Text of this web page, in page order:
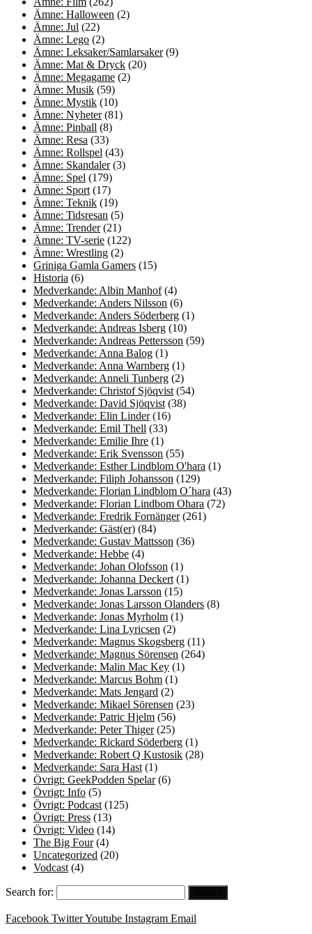
Ämne: Halloween (2)
Ämne: Jul (22)
Ämne: Lego (2)
Ämne: Leksaker/Samlarsaker(9)
Ämne: Mat & Dryck (20)
Ämne: Megagame (2)
Ämne: Musik (59)
Ämne: Mystik (10)
Ämne: Nyheter(81)
Ämne: Pinball (8)
Ämne: Resa (33)
Ämne: Rollspel (43)
Ämne: Skandaler(3)
Ämne: Spel (179)
Ämne: Sport (17)
Ämne: Teknik (19)
Ämne: Tidsresan (5)
Ämne: Trender(21)
Ämne: TV-serie (122)
Ämne: Wrestling (2)
Griniga Gamla Gamers (15)
Historia (6)
Medverkande: Albin Manhof(4)
Medverkande: Anders Nilsson (6)
Medverkande: Anders Söderberg (1)
Medverkande: Andreas Isberg (10)
Medverkande: Andreas Pettersson (59)
Medverkande: Anna Balog (1)
Medverkande: Anna Warnberg (1)
Medverkande: Anneli Tunberg (2)
Medverkande: Christof Sjöqvist (54)
Medverkande: David Sjöqvist (38)
Medverkande: Elin Linder(16)
Medverkande: Emil Thell (33)
Medverkande: Emilie Ihre (1)
Medverkande: Erik Svensson (55)
Medverkande: Esther Lindblom O'hara (1)
Medverkande: Filiph Johansson (129)
Medverkande: Florian Lindblom O´hara (43)
Medverkande: Florian Lindbom Ohara (72)
Medverkande: Fredrik Fornänger(261)
Medverkande: Gäst(er) (84)
Medverkande: Gustav Mattsson (36)
Medverkande: Hebbe (4)
Medverkande: Johan Olofsson (1)
Medverkande: Johanna Deckert (1)
Medverkande: Jonas Larsson (15)
Medverkande: Jonas Larsson Olanders (8)
Medverkande: Jonas Myrholm (1)
Medverkande: Lina Lyricsen (2)
Medverkande: Magnus Skogsberg (11)
Medverkande: Magnus Sörensen (264)
Medverkande: Malin Mac Key (1)
Medverkande: Marcus Bohm (1)
Medverkande: Mats Jengard (2)
Medverkande: Mikael Sörensen (23)
Medverkande: Patric Hjelm (56)
Medverkande: Peter Thiger(25)
Medverkande: Rickard Söderberg (1)
Medverkande: Robert Q Kustosik (28)
Medverkande: Sara Hast (1)
Övrigt: GeekPodden Spelar(6)
Övrigt: Info (5)
Övrigt: Podcast (125)
Övrigt: Press (13)
Övrigt: Video (14)
The Big Four(4)
Uncategorized (20)
Vodcast (4)
Search for:
Facebook TwitterYoutube Instagram Email